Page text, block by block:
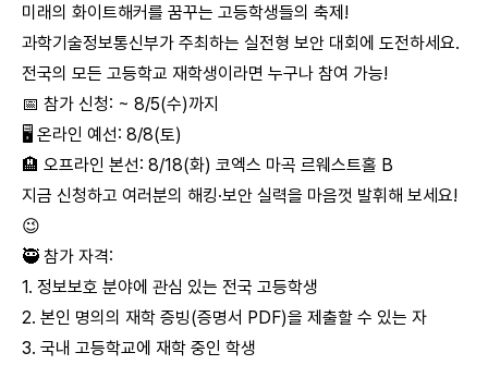
미래의 화이트해커를 꿈꾸는 고등학생들의 축제!
과학기술정보통신부가 주최하는 실전형 보안 대회에 도전하세요.
전국의 모든 고등학교 재학생이라면 누구나 참여 가능!
📅 참가 신청: ~ 8/5(수)까지
🖥️ 온라인 예선: 8/8(토)
🏨 오프라인 본선: 8/18(화) 코엑스 마곡 르웨스트홀 B
지금 신청하고 여러분의 해킹·보안 실력을 마음껏 발휘해 보세요!
😉
🥷 참가 자격:
1. 정보보호 분야에 관심 있는 전국 고등학생
2. 본인 명의의 재학 증빙(증명서 PDF)을 제출할 수 있는 자
3. 국내 고등학교에 재학 중인 학생